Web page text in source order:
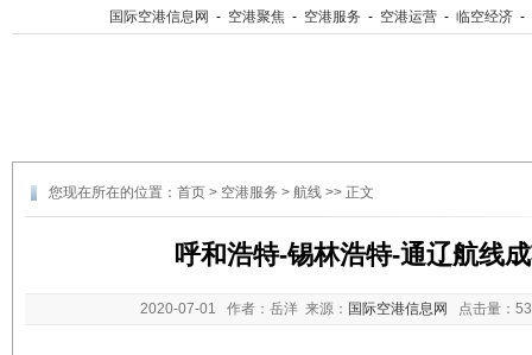
国际空港信息网 - 空港聚焦 - 空港服务 - 空港运营 - 临空经济 -
您现在所在的位置： 首页 > 空港服务 > 航线 >> 正文
呼和浩特-锡林浩特-通辽航线
2020-07-01 作者：岳洋 来源： 国际空港信息网 点击量：